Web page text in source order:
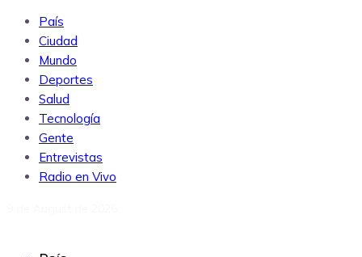
País
Ciudad
Mundo
Deportes
Salud
Tecnología
Gente
Entrevistas
Radio en Vivo